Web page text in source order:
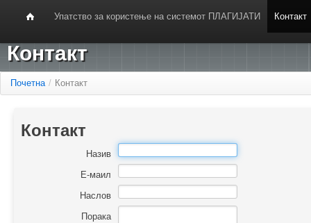
Упатство за користење на системот ПЛАГИЈАТИ Контакт
Контакт
Почетна / Контакт
Контакт
Назив
Е-маил
Наслов
Порака